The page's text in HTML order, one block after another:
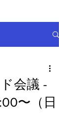
会議 -
〜（日